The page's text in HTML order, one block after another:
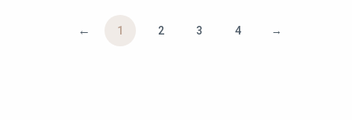
← 1 2 3 4 →